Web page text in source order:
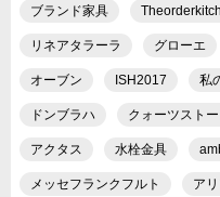
ブランド家具
リネアタラーラ グローエ
オーブン ISH2017 私
ドンブラハ クォーツスト
アクタス 水栓金具
メッセフランクフルト ア